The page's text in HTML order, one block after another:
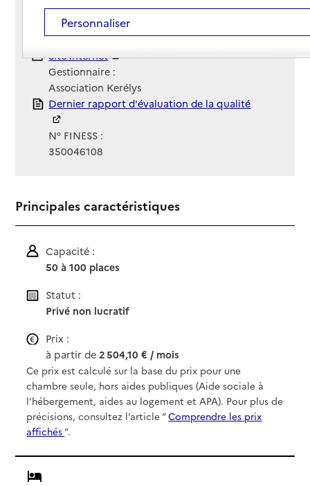
Téléphone :
02 99 82 40 88
Contact
Contact
Site Internet
Site internet
Gestionnaire :
Association Kerélys
Rapport HAS
Dernier rapport d'évaluation de la qualité
N° FINESS :
350046108
Principales caractéristiques
Capacité :
50 à 100 places
Statut :
Privé non lucratif
Prix :
à partir de2 504,10 € / mois
Ce prix est calculé sur la base du prix pour une
chambre seule, hors aides publiques (Aide sociale à
l’hébergement, aides au logement et APA). Pour plus de
précisions, consultez l’article “Comprendre les prix
affichés”.
Personnaliser